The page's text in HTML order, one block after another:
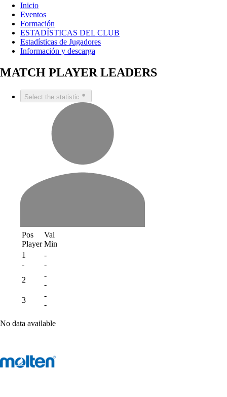
Inicio
Eventos
Formación
ESTADÍSTICAS DEL CLUB
Estadísticas de Jugadores
Información y descarga
MATCH PLAYER LEADERS
Select the statistic
Pos
Player
Val
Min
1
-
-
-
2
-
-
3
-
-
No data available